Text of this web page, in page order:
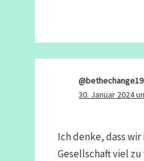
30. Januar 2024
Ich denke, dass
Gesellschaft viel